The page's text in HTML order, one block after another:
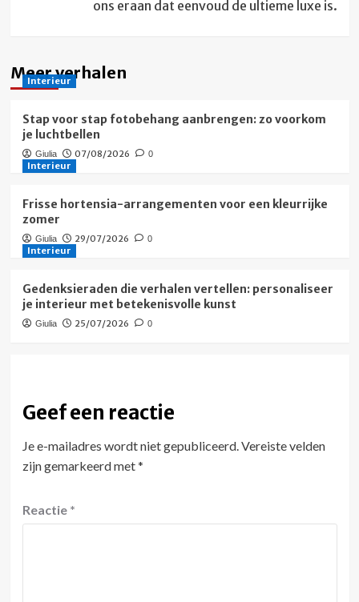
ons eraan dat eenvoud de ultieme luxe is.
Meer verhalen
Interieur
Stap voor stap fotobehang aanbrengen: zo voorkom
je luchtbellen
Giulia 07/08/2026 0
Interieur
Frisse hortensia-arrangementen voor een kleurrijke
zomer
Giulia 29/07/2026 0
Interieur
Gedenksieraden die verhalen vertellen: personaliseer
je interieur met betekenisvolle kunst
Giulia 25/07/2026 0
Geef een reactie
Je e-mailadres wordt niet gepubliceerd.Vereiste velden
zijn gemarkeerd met*
Reactie *